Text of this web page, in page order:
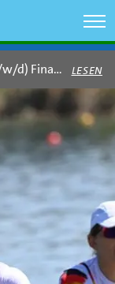
Stellenausschreibung: Sachbearbeiter (m/w/d) Finanzen & Buchhaltung LESEN